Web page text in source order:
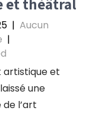
| Aucun
|
artistique et
une
l’art